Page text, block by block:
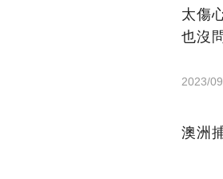
太傷
也沒
2023/
澳洲